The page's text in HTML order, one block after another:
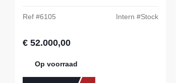
Ref #6105 Intern #Stock
Normale prijs:
€ 52.000,00
Op voorraad